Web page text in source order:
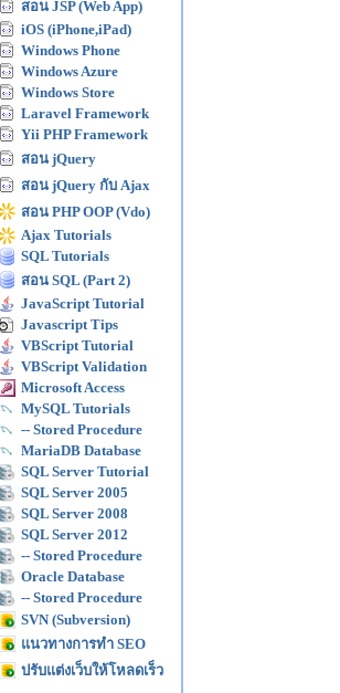
สอน JSP (Web App)
iOS (iPhone,iPad)
Windows Phone
Windows Azure
Windows Store
Laravel Framework
Yii PHP Framework
สอน jQuery
สอน jQuery กับ Ajax
สอน PHP OOP (Vdo)
Ajax Tutorials
SQL Tutorials
สอน SQL (Part 2)
JavaScript Tutorial
Javascript Tips
VBScript Tutorial
VBScript Validation
Microsoft Access
MySQL Tutorials
-- Stored Procedure
MariaDB Database
SQL Server Tutorial
SQL Server 2005
SQL Server 2008
SQL Server 2012
-- Stored Procedure
Oracle Database
-- Stored Procedure
SVN (Subversion)
แนวทางการทำ SEO
ปรับแต่งเว็บให้โหลดเร็ว